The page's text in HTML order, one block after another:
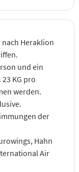
Heraklion
und ein
KG pro
werden.
der
Hahn
Air